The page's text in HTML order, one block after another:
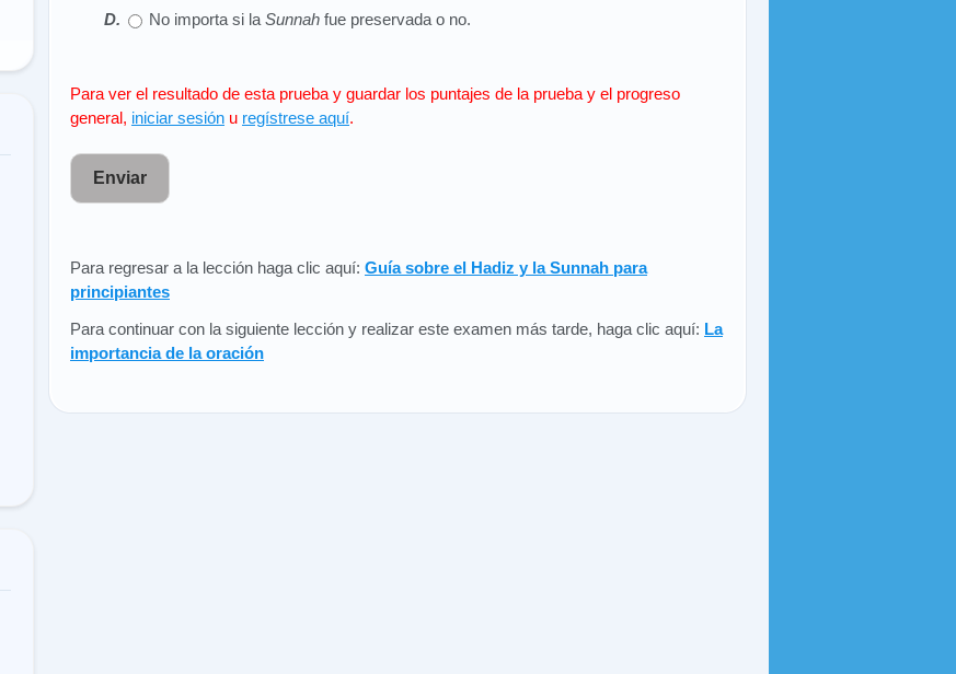
No importa si la Sunnah fue preservada o no.
Para ver el resultado de esta prueba y guardar los puntajes de la prueba y el progreso
general, iniciar sesión u regístrese aquí.
Enviar
Para regresar a la lección haga clic aquí: Guía sobre el Hadiz y la Sunnah para
principiantes
Para continuar con la siguiente lección y realizar este examen más tarde, haga clic aquí: La
importancia de la oración